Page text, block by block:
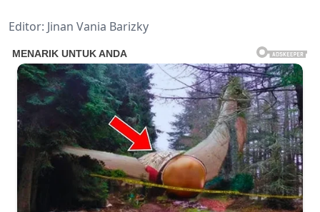
Editor: Jinan Vania Barizky